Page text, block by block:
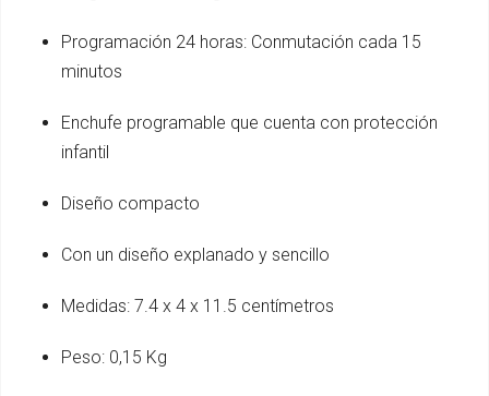
Programación 24 horas: Conmutación cada 15
minutos
Enchufe programable que cuenta con protección
infantil
Diseño compacto
Con un diseño explanado y sencillo
Medidas: 7.4 x 4 x 11.5 centímetros
Peso: 0,15 Kg